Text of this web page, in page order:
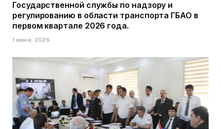
Государственной службы по надзору и
регулированию в области транспорта ГБАО в
первом квартале 2026 года.
1 июня, 2026